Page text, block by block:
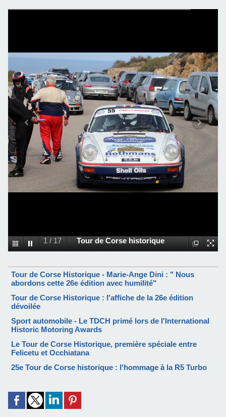
1 / 17 Tour de Corse historique
Tour de Corse Historique - Marie-Ange Dini : " Nous
abordons cette 26e édition avec humilité"
Tour de Corse Historique : l'affiche de la 26e édition
dévoilée
Sport automobile - Le TDCH primé lors de l'International
Historic Motoring Awards
Le Tour de Corse Historique, première spéciale entre
Felicetu et Occhiatana
25e Tour de Corse historique : l'hommage à la R5 Turbo